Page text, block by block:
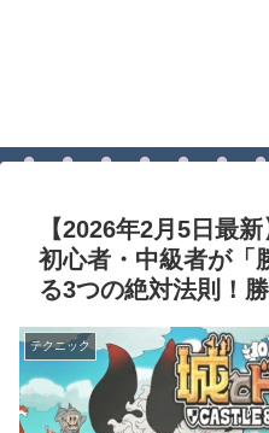
【2026年2月5日最
初心者・中級者が「
る3つの絶対法則！
テクニック